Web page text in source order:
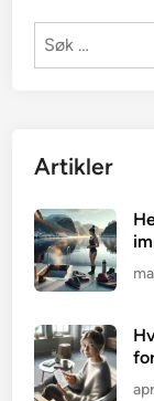
Søk
Artikler